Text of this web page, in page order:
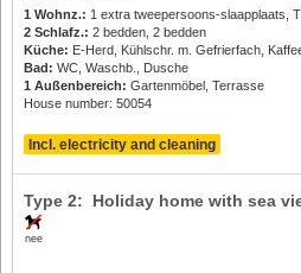
1 Wohnz.: 1 extra tweepersoons-slaapplaats,
2 Schlafz.: 2 bedden, 2 bedden
Küche: E-Herd, Kühlschr. m. Gefrierfach,
Bad: WC, Waschb., Dusche
1 Außenbereich: Gartenmöbel, Terrasse
House number: 50054
Incl. electricity and cleaning
nee
Type 2: Holiday home with sea